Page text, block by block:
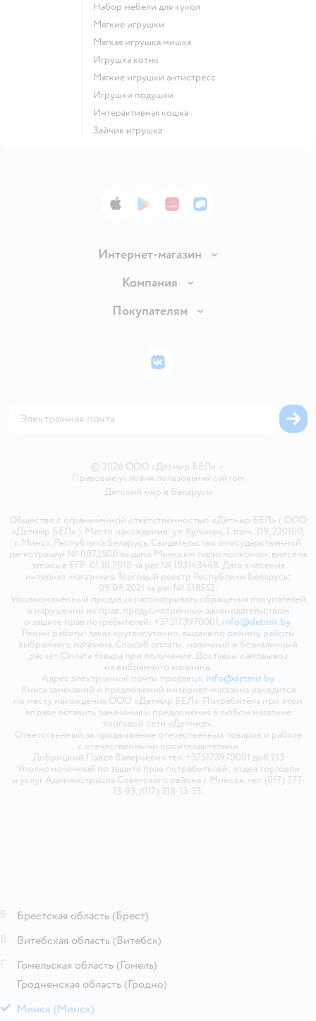
Набор мебели для кукол
Мягкие игрушки
Мягкая игрушка мишка
Игрушка котик
Мягкие игрушки антистресс
Игрушки подушки
Интерактивная кошка
Зайчик игрушка
App StoreGoogle Play
AppGallery
RuStore
Интернет-магазин
Доставка и оплата
Правила продажи
Политика использования файлов cookie
Компания
Вакансии
Покупателям
Бонусные карты
© 2026 ООО «Детмир БЕЛ» •
Правовые условия пользования сайтом
Детский мир в Беларуси
Общество с ограниченной ответственностью «Детмир БЕЛ» ( ООО
«Детмир БЕЛ» ). Место нахождения: ул. Кульман, 3, пом. 319, 220100,
г. Минск, Республика Беларусь. Свидетельство о государственной
регистрации № 0072500 выдано Минским горисполкомом, внесена
запись в ЕГР 01.10.2018 за рег.№ 193143448. Дата внесения
интернет-магазина в Торговый реестр Республики Беларусь:
09.09.2021 за рег.№ 518552.
Уполномоченный продавца рассматривать обращения покупателей
о нарушении их прав, предусмотренных законодательством
о защите прав потребителей: +375173970001, info@detmir.by.
Режим работы: заказ круглосуточно, выдача по режиму работы
выбранного магазина. Способ оплаты: наличный и безналичный
расчёт. Оплата товара при получении. Доставка: самовывоз
из выбранного магазина.
Адрес электронной почты продавца: info@detmir.by
Книга замечаний и предложений интернет-магазина находится
по месту нахождения ООО «Детмир БЕЛ». Потребитель при этом
вправе оставить замечания и предложения в любом магазине
торговой сети «Детмир».
Ответственный за продвижение отечественных товаров и работе
с отечественными производителями
Добрицкий Павел Валерьевич тел. +375173970001 доб.213
Уполномоченный по защите прав потребителей: отдел торговли
и услуг Администрация Советского района г. Минска, тел. (017) 377-
13-93, (017) 318-13-33.
ВКонтакте
Брестская область (Брест)
Витебская область (Витебск)
Гомельская область (Гомель)
Гродненская область (Гродно)
М Минск (Минск)